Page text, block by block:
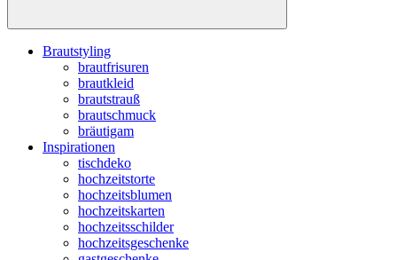
Brautstyling
brautfrisuren
brautkleid
brautstrauß
brautschmuck
bräutigam
Inspirationen
tischdeko
hochzeitstorte
hochzeitsblumen
hochzeitskarten
hochzeitsschilder
hochzeitsgeschenke